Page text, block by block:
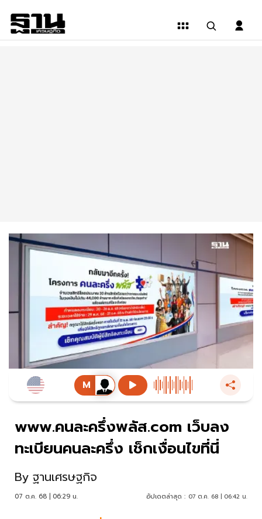
www.คนละครึ่งพลัส.com เว็บลง
ทะเบียนคนละครึ่ง เช็กเงื่อนไขที่นี่
By ฐานเศรษฐกิจ
07 ต.ค. 68 | 06:29 น. อัปเดตล่าสุด : 07 ต.ค. 68 | 06:42 น.